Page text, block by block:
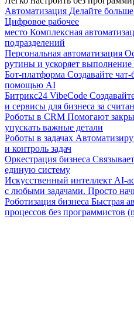
Автоматизация Делайте
Цифровое рабочее
место Комплексная
подразделений
Персональная автоматизация
рутины и ускоряет выполнение
Бот-платформа Создавайте
помощью AI
Битрикс24 VibeCode
и сервисы для бизнеса за
Роботы в CRM Помогают
упускать важные детали
Роботы в задачах
и контроль задач
Оркестрация бизнеса
единую систему
Искусственный интеллект AI-
с любыми задачами. Просто
Роботизация бизнеса Быстрая
процессов без программистов